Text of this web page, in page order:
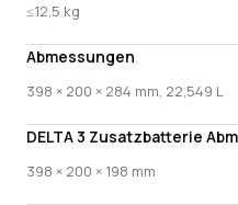
≤12,5 kg
Abmessungen
398 × 200 × 284 mm, 22,549 L
DELTA 3 Zusatzbatterie
398 × 200 × 198 mm